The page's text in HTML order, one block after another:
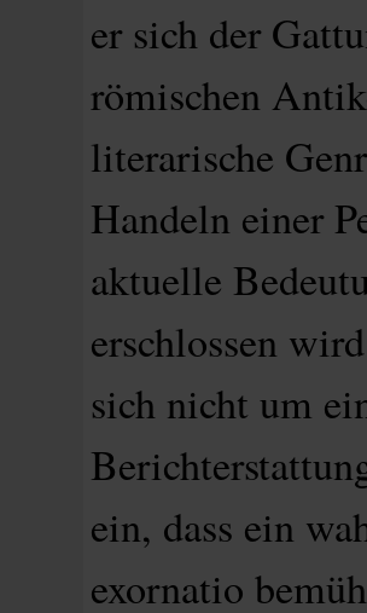
er sich der
römischen
literarische
Handeln einer
aktuelle
erschlossen
sich nicht um
ein, dass ein
exornatio